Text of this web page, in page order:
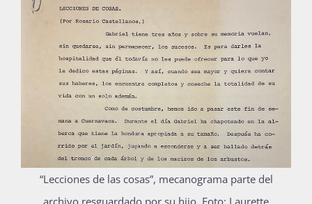
“Lecciones de las cosas”, mecanograma parte del